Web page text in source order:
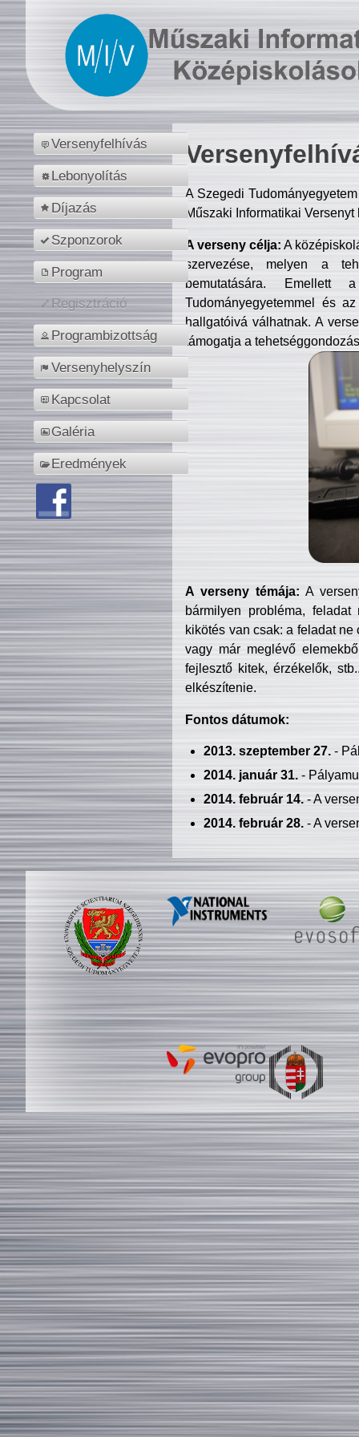
Versenyfelhívás
Lebonyolítás
Díjazás
Szponzorok
Program
Regisztráció
Programbizottság
Versenyhelyszín
Kapcsolat
Galéria
Eredmények
A Szegedi
Műszaki Informatikai
A verseny célja: A
szervezése, melyen a
bemutatására. Emellett
Tudományegyetemmel és
hallgatóivá válhatnak. A
támogatja a
A verseny témája: A
bármilyen probléma, feladat
kikötés van csak: a feladat
vagy már meglévő
fejlesztő kitek, érzékelők,
elkészítenie.
Fontos dátumok:
2013. szeptember 27.-
2014. január 31.-
2014. február 14.- A
2014. február 28.- A